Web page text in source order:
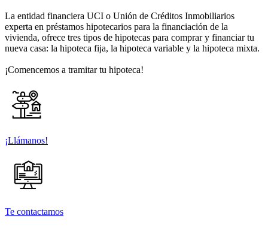
La entidad financiera UCI o Unión de Créditos Inmobiliarios
experta en préstamos hipotecarios para la financiación de la
vivienda, ofrece tres tipos de hipotecas para comprar y financiar tu
nueva casa: la hipoteca fija, la hipoteca variable y la hipoteca mixta.
¡Comencemos a tramitar tu hipoteca!
¡Llámanos!
Te contactamos